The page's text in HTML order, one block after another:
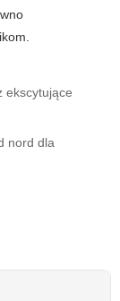
ekscytujące
nord dla